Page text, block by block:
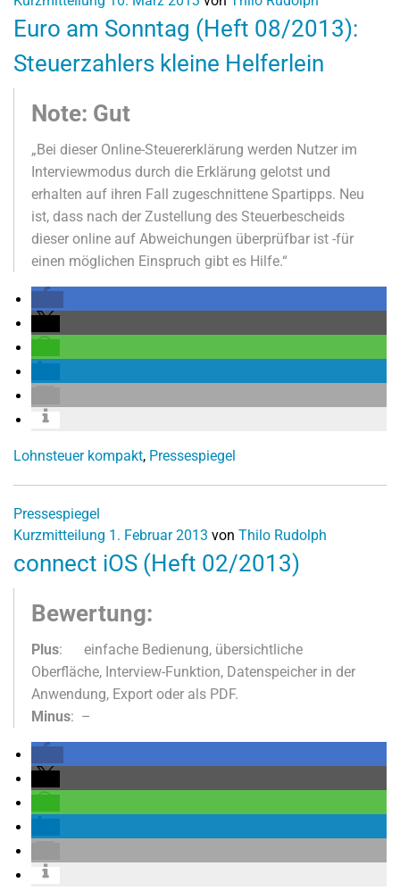
Euro am Sonntag (Heft 08/2013):
Steuerzahlers kleine Helferlein
Note: Gut
„Bei dieser Online-Steuererklärung werden Nutzer im
Interviewmodus durch die Erklärung gelotst und
erhalten auf ihren Fall zugeschnittene Spartipps. Neu
ist, dass nach der Zustellung des Steuerbescheids
dieser online auf Abweichungen überprüfbar ist -für
einen möglichen Einspruch gibt es Hilfe.“
Lohnsteuer kompakt, Pressespiegel
Pressespiegel
Kurzmitteilung 1. Februar 2013 von Thilo Rudolph
connect iOS (Heft 02/2013)
Bewertung:
Plus: einfache Bedienung, übersichtliche
Oberfläche, Interview-Funktion, Datenspeicher in der
Anwendung, Export oder als PDF.
Minus: –